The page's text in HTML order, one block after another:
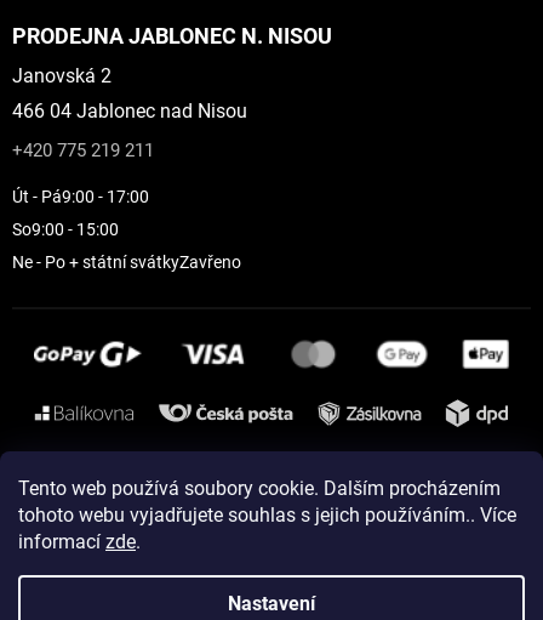
Tento web používá soubory cookie. Dalším procházením
tohoto webu vyjadřujete souhlas s jejich používáním.. Více
informací zde.
Nastavení
PRODEJNA JABLONEC N. NISOU
Janovská 2
466 04 Jablonec nad Nisou
+420 775 219 211
Út - Pá9:00 - 17:00
So9:00 - 15:00
Ne - Po + státní svátkyZavřeno
Instagram
Vytvořil Shoptet